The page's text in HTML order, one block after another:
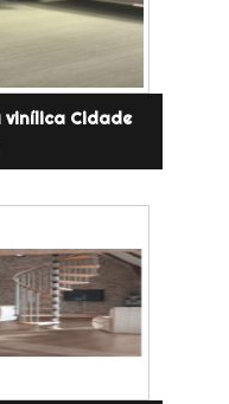
vinílica Cidade